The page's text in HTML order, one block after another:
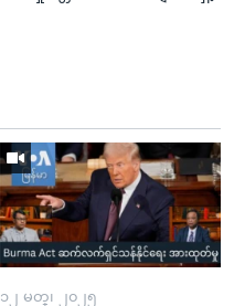
၁၂ မတ္၊ ၂၀၂၅